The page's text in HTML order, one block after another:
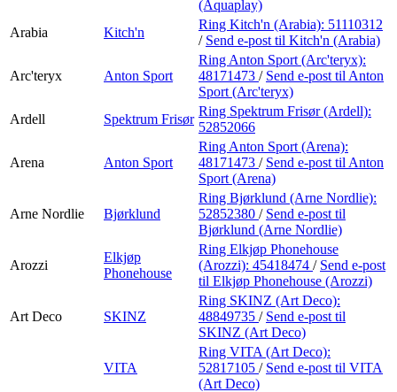
(Aquaplay)
Arabia
Kitch'n
Ring Kitch'n (Arabia): 51110312
/ Send e-post til Kitch'n (Arabia)
Arc'teryx Anton Sport
Ring Anton Sport (Arc'teryx):
48171473 / Send e-post til Anton
Sport (Arc'teryx)
Ardell
Spektrum Frisør
Ring Spektrum Frisør (Ardell):
52852066
Arena Anton Sport
Ring Anton Sport (Arena):
48171473 / Send e-post til Anton
Sport (Arena)
Arne Nordlie Bjørklund
Ring Bjørklund (Arne Nordlie):
52852380 / Send e-post til
Bjørklund (Arne Nordlie)
Arozzi
Elkjøp
Phonehouse
Ring Elkjøp Phonehouse
(Arozzi): 45418474 / Send e-post
til Elkjøp Phonehouse (Arozzi)
Art Deco SKINZ
Ring SKINZ (Art Deco):
48849735 / Send e-post til
SKINZ (Art Deco)
VITA
Ring VITA (Art Deco):
52817105 / Send e-post til VITA
(Art Deco)